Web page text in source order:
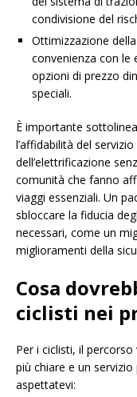
condivisione del
Ottimizzazione
convenienza con le
opzioni di prezzo
speciali.
È importante
l’affidabilità del
dell’elettrificazione
comunità che fanno
viaggi essenziali. Un
sbloccare la fiducia
necessari, come un
miglioramenti della
Cosa
ciclisti nei
Per i ciclisti, il
più chiare e un servizio
aspettatevi: